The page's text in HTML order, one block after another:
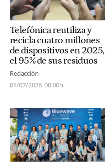
Telefónica reutiliza y
recicla cuatro millones
de dispositivos en 2025,
el 95% de sus residuos
Redacción
01/07/2026 00:00h